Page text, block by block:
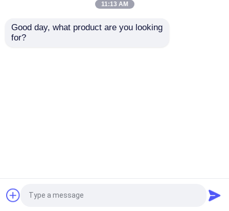
เครื่องทําผ้าห่มอุตสาหกรรม
เครื่องล็อคสไทช์ Quilting
เครื่องทำที่นอน
เครื่องตัดผ้าอ้อมหลาย
เข็มแบบคอมพิวเตอร์ มี
อัตโนมัติสําหรับเครื่อง
Yuteng Machinery Technology Co., Ltd.. All
11:13 AM
Good day, what product are you looking
for?